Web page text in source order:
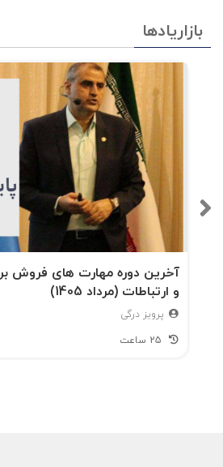
بازاریادها
آخرین دوره مهارت های فروش بر
و ارتباطات (مرداد 1405)
پرویز درگی